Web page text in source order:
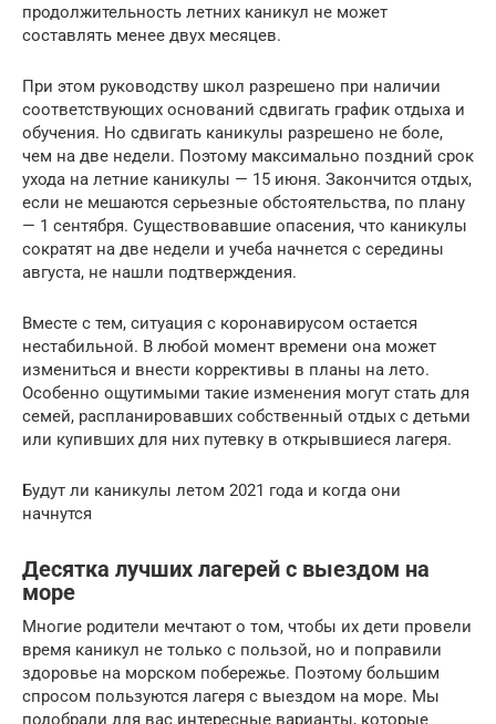
продолжительность летних каникул не может
составлять менее двух месяцев.
При этом руководству школ разрешено при наличии
соответствующих оснований сдвигать график отдыха и
обучения. Но сдвигать каникулы разрешено не боле,
чем на две недели. Поэтому максимально поздний срок
ухода на летние каникулы — 15 июня. Закончится отдых,
если не мешаются серьезные обстоятельства, по плану
— 1 сентября. Существовавшие опасения, что каникулы
сократят на две недели и учеба начнется с середины
августа, не нашли подтверждения.
Вместе с тем, ситуация с коронавирусом остается
нестабильной. В любой момент времени она может
измениться и внести коррективы в планы на лето.
Особенно ощутимыми такие изменения могут стать для
семей, распланировавших собственный отдых с детьми
или купивших для них путевку в открывшиеся лагеря.
Будут ли каникулы летом 2021 года и когда они
начнутся
Десятка лучших лагерей с выездом на
море
Многие родители мечтают о том, чтобы их дети провели
время каникул не только с пользой, но и поправили
здоровье на морском побережье. Поэтому большим
спросом пользуются лагеря с выездом на море. Мы
подобрали для вас интересные варианты, которые